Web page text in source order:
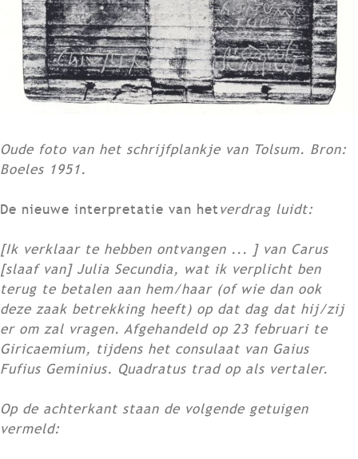
Oude foto van het schrijfplankje van Tolsum. Bron:
Boeles 1951.
De nieuwe interpretatie van hetverdrag luidt:
[Ik verklaar te hebben ontvangen ... ] van Carus
[slaaf van] Julia Secundia, wat ik verplicht ben
terug te betalen aan hem/haar (of wie dan ook
deze zaak betrekking heeft) op dat dag dat hij/zij
er om zal vragen. Afgehandeld op 23 februari te
Giricaemium, tijdens het consulaat van Gaius
Fufius Geminius. Quadratus trad op als vertaler.
Op de achterkant staan de volgende getuigen
vermeld: